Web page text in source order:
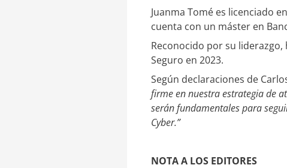
Juanma Tomé es licenciado
cuenta con un máster en
Reconocido por su liderazgo,
Seguro en 2023.
Según declaraciones de
firme en nuestra estrategia de
serán fundamentales para
Cyber.”
NOTA A LOS EDITORES